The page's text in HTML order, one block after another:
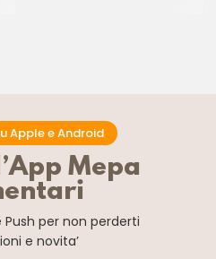
Apple e Android
Mepa
per non perderti
e novita’